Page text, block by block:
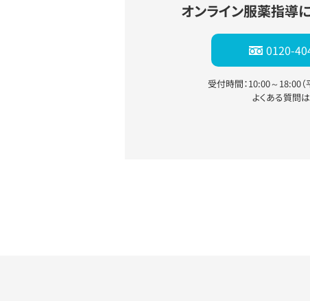
オンライン服薬指導
0120-
受付時間：10:00～18:00（
よくある質問は